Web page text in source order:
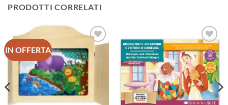
PRODOTTI CORRELATI
IN OFFERTA
Aggiungi
alla lista
dei
desideri
Aggiungi
alla lista
dei
desideri